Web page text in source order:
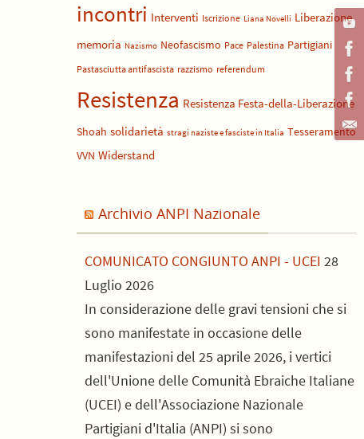
incontri Interventi Iscrizione Liana Novelli Liberazione
memoria Nazismo Neofascismo Pace Palestina Partigiani
Pastasciutta antifascista razzismo referendum
Resistenza Resistenza Festa-della-Liberazione
Shoah solidarietà stragi naziste e fasciste in Italia Tesseramento
VVN Widerstand
Archivio ANPI Nazionale
COMUNICATO CONGIUNTO ANPI - UCEI 28
Luglio 2026
In considerazione delle gravi tensioni che si
sono manifestate in occasione delle
manifestazioni del 25 aprile 2026, i vertici
dell'Unione delle Comunità Ebraiche Italiane
(UCEI) e dell'Associazione Nazionale
Partigiani d'Italia (ANPI) si sono